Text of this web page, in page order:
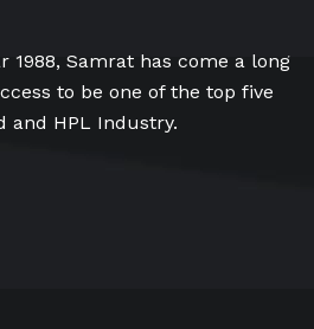
1988, Samrat has come a long
to be one of the top five
and HPL Industry.